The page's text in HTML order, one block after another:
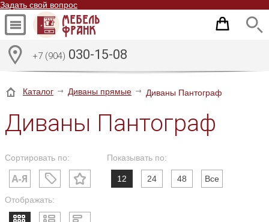
Задать свой вопрос
+7 (904) 030-15-08
Каталог Диваны прямые Диваны Пантограф
Диваны Пантограф
Сортировать по: Показывать по:
12 24 48 Все
Отображать: